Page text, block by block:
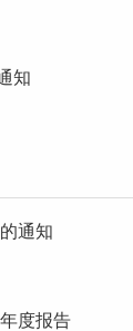
知
通知
度报告